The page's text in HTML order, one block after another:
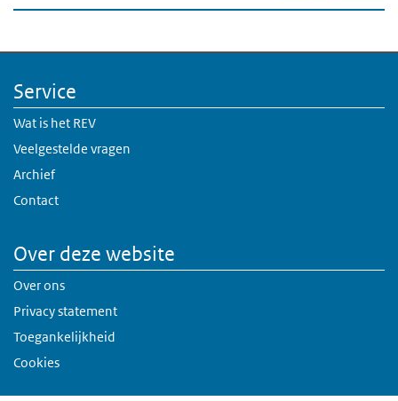
Service
Wat is het REV
Veelgestelde vragen
Archief
Contact
Over deze website
Over ons
Privacy statement
Toegankelijkheid
Cookies